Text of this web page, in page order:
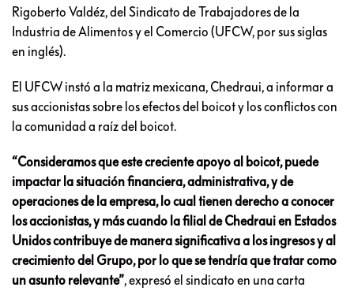
Rigoberto Valdéz, del Sindicato de Trabajadores de la
Industria de Alimentos y el Comercio (UFCW, por sus siglas
en inglés).
El UFCW instó a la matriz mexicana, Chedraui, a informar a
sus accionistas sobre los efectos del boicot y los conflictos con
la comunidad a raíz del boicot.
“Consideramos que este creciente apoyo al boicot, puede
impactar la situación financiera, administrativa, y de
operaciones de la empresa, lo cual tienen derecho a conocer
los accionistas, y más cuando la filial de Chedraui en Estados
Unidos contribuye de manera significativa a los ingresos y al
crecimiento del Grupo, por lo que se tendría que tratar como
un asunto relevante” , expresó el sindicato en una carta